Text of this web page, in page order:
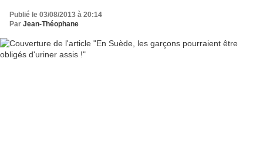
Publié le 03/08/2013 à 20:14
Par Jean-Théophane